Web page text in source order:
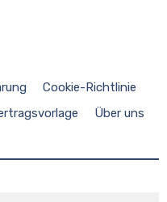
Cookie-Richtlinie
Über uns